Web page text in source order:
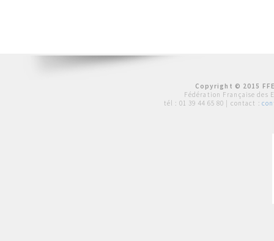
Copyright © 2015
Fédération Française des
tél : 01 39 44 65 80 | contact :